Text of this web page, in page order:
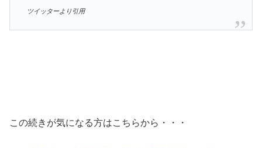
ツイッターより引用
この続きが気になる方はこちらから・・・